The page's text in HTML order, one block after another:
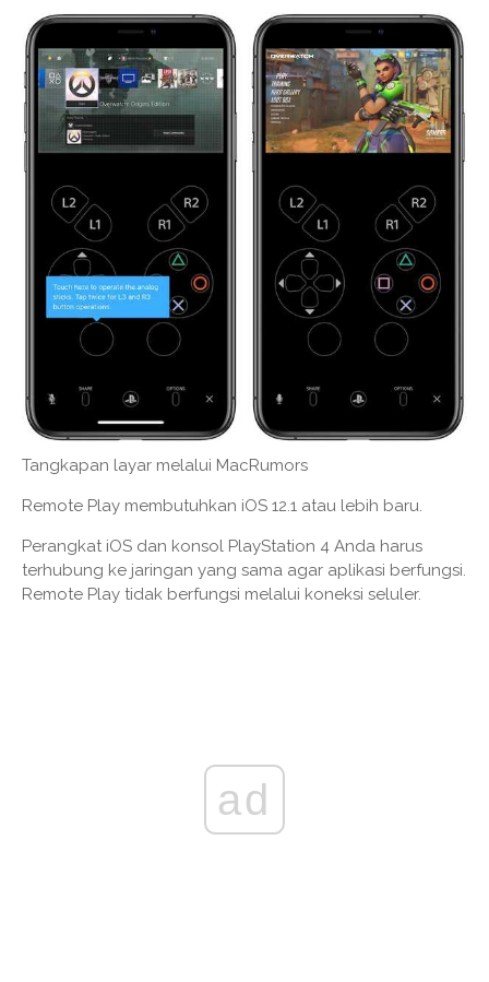
Tangkapan layar melalui MacRumors
Remote Play membutuhkan iOS 12.1 atau lebih baru.
Perangkat iOS dan konsol PlayStation 4 Anda harus
terhubung ke jaringan yang sama agar aplikasi berfungsi.
Remote Play tidak berfungsi melalui koneksi seluler.
ad